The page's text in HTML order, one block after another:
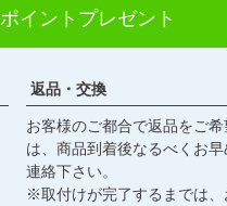
ポイントプレゼント
返品・交換
お客様のご都合で返品をご
は、商品到着後なるべくお
連絡下さい。
※取付けが完了するまでは、